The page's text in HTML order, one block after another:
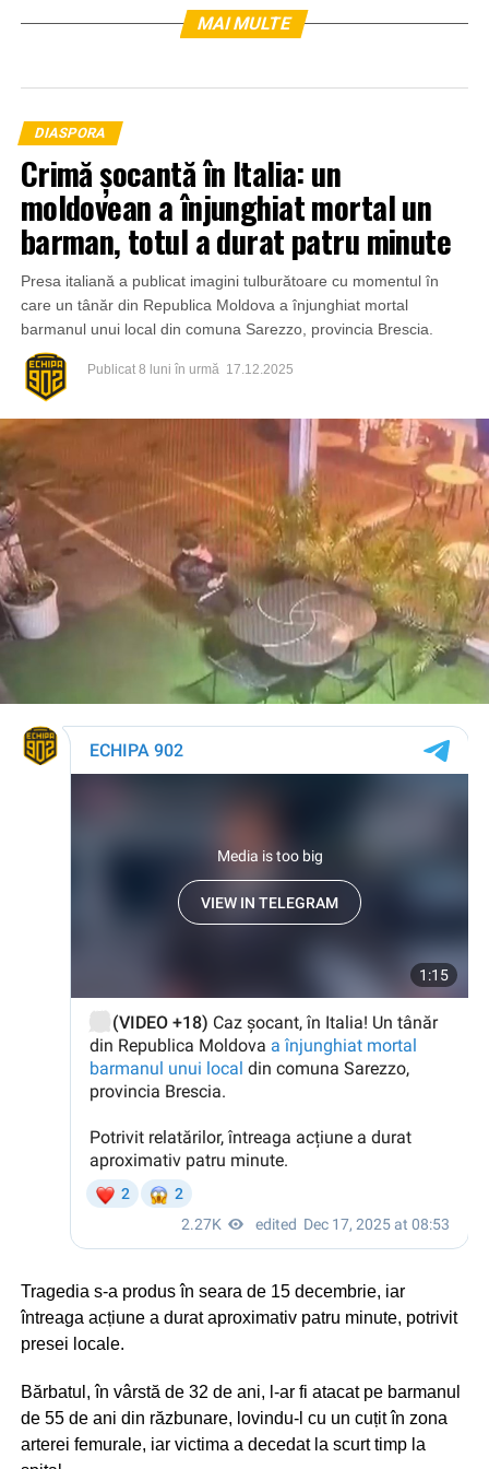
MAI MULTE
DIASPORA
Crimă șocantă în Italia: un
moldovean a înjunghiat mortal un
barman, totul a durat patru minute
Presa italiană a publicat imagini tulburătoare cu momentul în
care un tânăr din Republica Moldova a înjunghiat mortal
barmanul unui local din comuna Sarezzo, provincia Brescia.
Publicat 8 luni în urmă 17.12.2025
Tragedia s-a produs în seara de 15 decembrie, iar
întreaga acțiune a durat aproximativ patru minute, potrivit
presei locale.
Bărbatul, în vârstă de 32 de ani, l-ar fi atacat pe barmanul
de 55 de ani din răzbunare, lovindu-l cu un cuțit în zona
arterei femurale, iar victima a decedat la scurt timp la